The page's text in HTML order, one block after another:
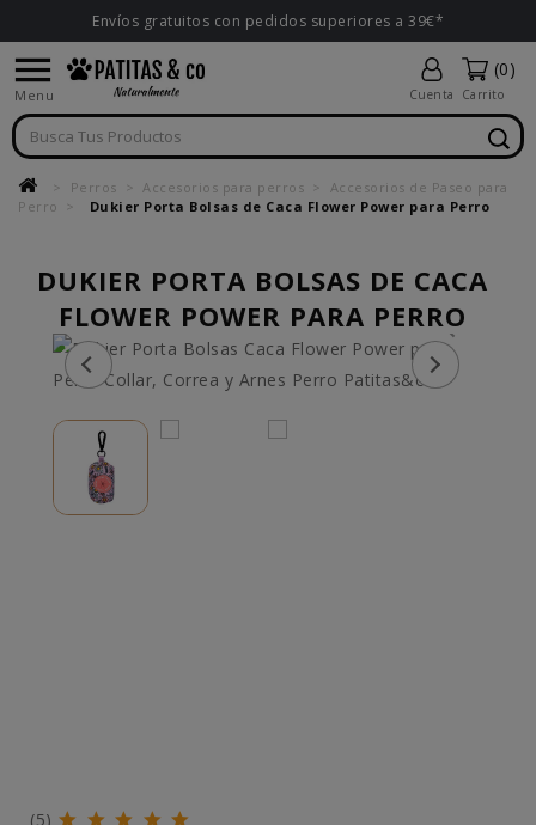
Envíos gratuitos con pedidos superiores a 39€*

Menu Cuenta
(0)
Carrito
Perros Accesorios para perros
Accesorios de Paseo para
Perro
Dukier Porta Bolsas de Caca Flower Power para Perro
DUKIER PORTA BOLSAS DE CACA
FLOWER POWER PARA PERRO
(5)